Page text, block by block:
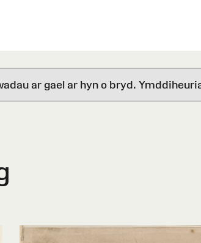
ar gael ar hyn o bryd.